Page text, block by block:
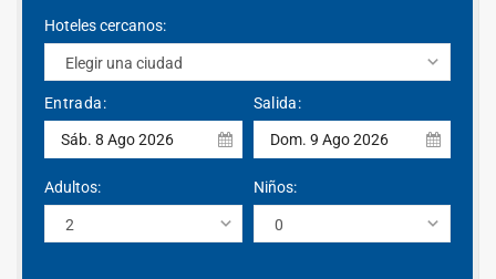
Hoteles cercanos:
Entrada:
Sáb. 8 Ago 2026
Salida:
Dom. 9 Ago 2026
Adultos: Niños: